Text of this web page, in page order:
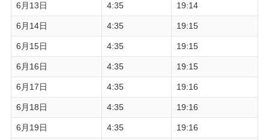
6月13日 4:35 19:14
6月14日 4:35 19:15
6月15日 4:35 19:15
6月16日 4:35 19:15
6月17日 4:35 19:16
6月18日 4:35 19:16
6月19日 4:35 19:16